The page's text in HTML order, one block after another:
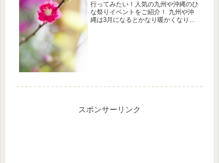
行ってみたい！人気の九州や沖縄のひ
な祭りイベントをご紹介！ 九州や沖
縄は3月になるとかなり暖かくなり、
スポンサーリンク